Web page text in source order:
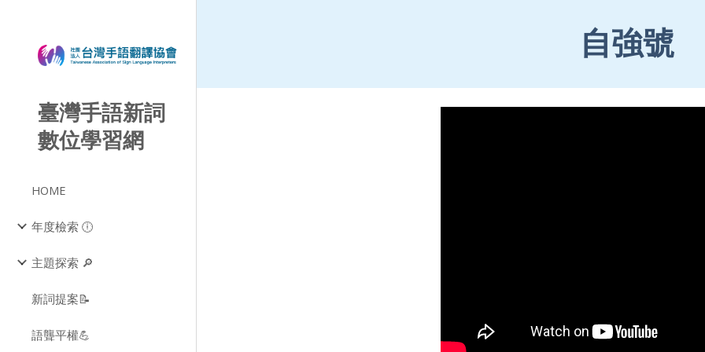
Skip to
臺灣手語新詞
數位學習網
HOME
年度檢索 🕕
主題探索 🔎
新詞提案📝
語聾平權💪
自強號